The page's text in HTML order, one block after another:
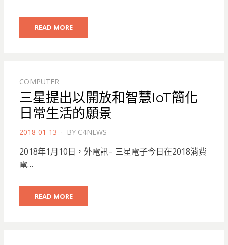
READ MORE
COMPUTER
三星提出以開放和智慧IoT簡化
日常生活的願景
POSTED
2018-01-13 BY C4NEWS
2018年1月10日，外電訊– 三星電子今日在2018消費
電…
READ MORE